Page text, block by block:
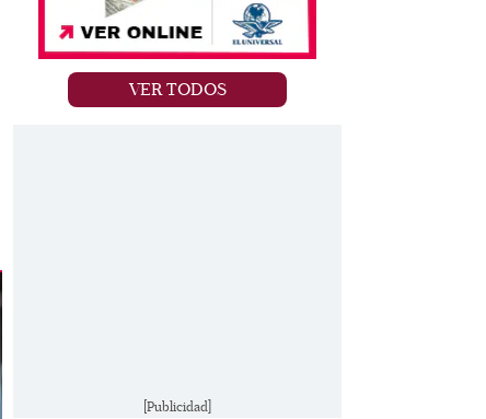
VER TODOS
[Publicidad]